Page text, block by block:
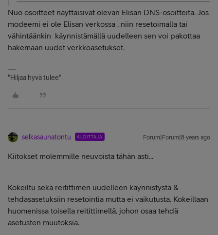
Nuo osoitteet näyttäisivät olevan Elisan DNS-osoitteita. Jos
modeemi ei ole Elisan verkossa , niin resetoimalla tai
vähintäänkin käynnistämällä uudelleen sen voi pakottaa
hakemaan uudet verkkoasetukset.
"Hiljaa hyvä tulee".
selkasaunatontu ALOITTAJA Forum|Forum|8 years ago
Kiitokset molemmille neuvoista tähän asti...
Kokeiltu sekä reitittimen uudelleen käynnistystä &
tehdasasetuksiin resetointia mutta ei vaikutusta. Kokeillaan
huomenissa toisella reitittimellä, johon osaa tehdä
asetusten muutoksia.